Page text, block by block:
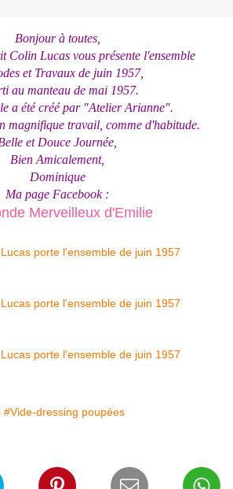
Bonjour à toutes,
Colin Lucas vous présente l'ensemble
et Travaux de juin 1957,
au manteau de mai 1957.
a été créé par "Atelier Arianne".
magnifique travail, comme d'habitude.
et Douce Journée,
Bien Amicalement,
Dominique
Ma page Facebook :
Merveilleux d'Emilie
#Vide-dressing poupées